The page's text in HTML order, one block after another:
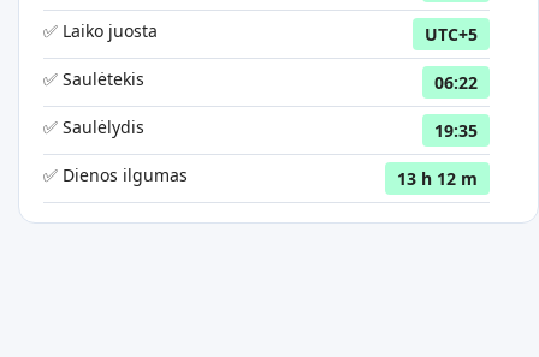
✅ Laiko juosta
UTC+5
✅ Saulėtekis
06:22
✅ Saulėlydis
19:35
✅ Dienos ilgumas
13 h 12 m